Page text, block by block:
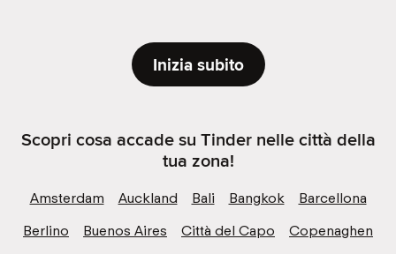
Inizia subito
Scopri cosa accade su Tinder nelle città della
tua zona!
Amsterdam Auckland Bali Bangkok
Barcellona
Berlino
Buenos Aires Città del Capo
Copenaghen